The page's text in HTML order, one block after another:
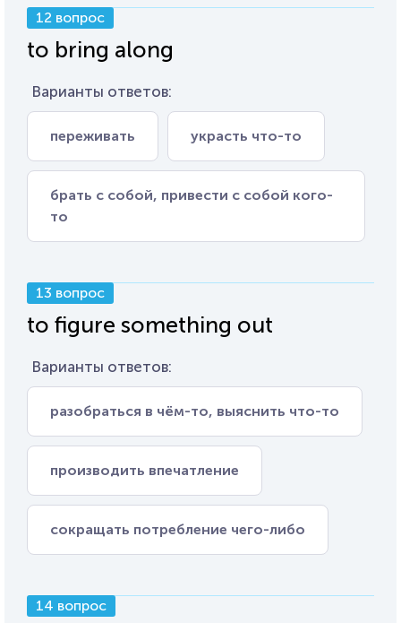
12 вопрос
to bring along
Варианты ответов:
переживать украсть что-то
брать с собой, привести с собой кого-
то
13 вопрос
to figure something out
Варианты ответов:
разобраться в чём-то, выяснить что-то
производить впечатление
сокращать потребление чего-либо
14 вопрос